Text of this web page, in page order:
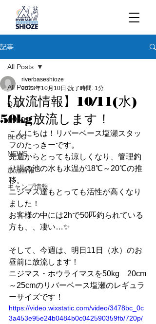
記事
All Posts
Q＆A
EVENT
BLOG
NEWS
放流情報
キャンプ情報
All Posts
【放流情報】10/11(水)
50kg放流します！
riverbaseshioze
2023年10月10日 読了時間: 1分
こんにちは！リバーベース塩瀬スタッ
フのたっきーです。
先週からとっても涼しくなり、管理釣
り場の池の水も水温が18℃～20℃の推
移。
ニジマス達もとっても活性が高くなり
ました！
お客様の中には2hで50匹釣られている
方も、、凄い…✨
そして、今週は、明日11日（水）のお
昼前に放流します！
ニジマス・ホウライマスを50kg　20cm
～25cmのリバーベース塩瀬のレギュラ
ーサイズです！
https://video.wixstatic.com/video/3478bc_0c
3a453e95e24b0484b0c042590359fb/720p/